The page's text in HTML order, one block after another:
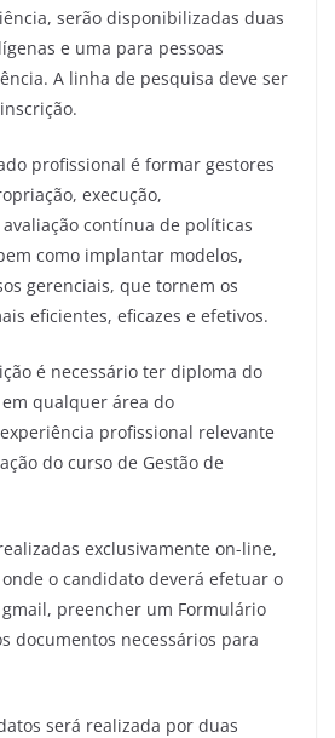
serão disponibilizadas duas
e uma para pessoas
A linha de pesquisa deve ser
profissional é formar gestores
execução,
contínua de políticas
como implantar modelos,
gerenciais, que tornem os
eficientes, eficazes e efetivos.
é necessário ter diploma do
qualquer área do
profissional relevante
do curso de Gestão de
exclusivamente on-line,
onde o candidato deverá efetuar o
preencher um Formulário
documentos necessários para
será realizada por duas